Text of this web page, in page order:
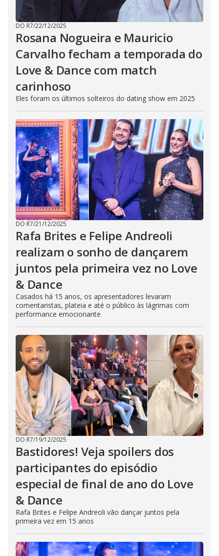
DO R7/22/12/2025
Rosana Nogueira e Mauricio
Carvalho fecham a temporada do
Love & Dance com match
carinhoso
Eles foram os últimos solteiros do dating show em 2025
DO R7/21/12/2025
Rafa Brites e Felipe Andreoli
realizam o sonho de dançarem
juntos pela primeira vez no Love
& Dance
Casados há 15 anos, os apresentadores levaram
comentaristas, plateia e até o público às lágrimas com
performance emocionante
DO R7/19/12/2025
Bastidores! Veja spoilers dos
participantes do episódio
especial de final de ano do Love
& Dance
Rafa Brites e Felipe Andreoli vão dançar juntos pela
primeira vez em 15 anos